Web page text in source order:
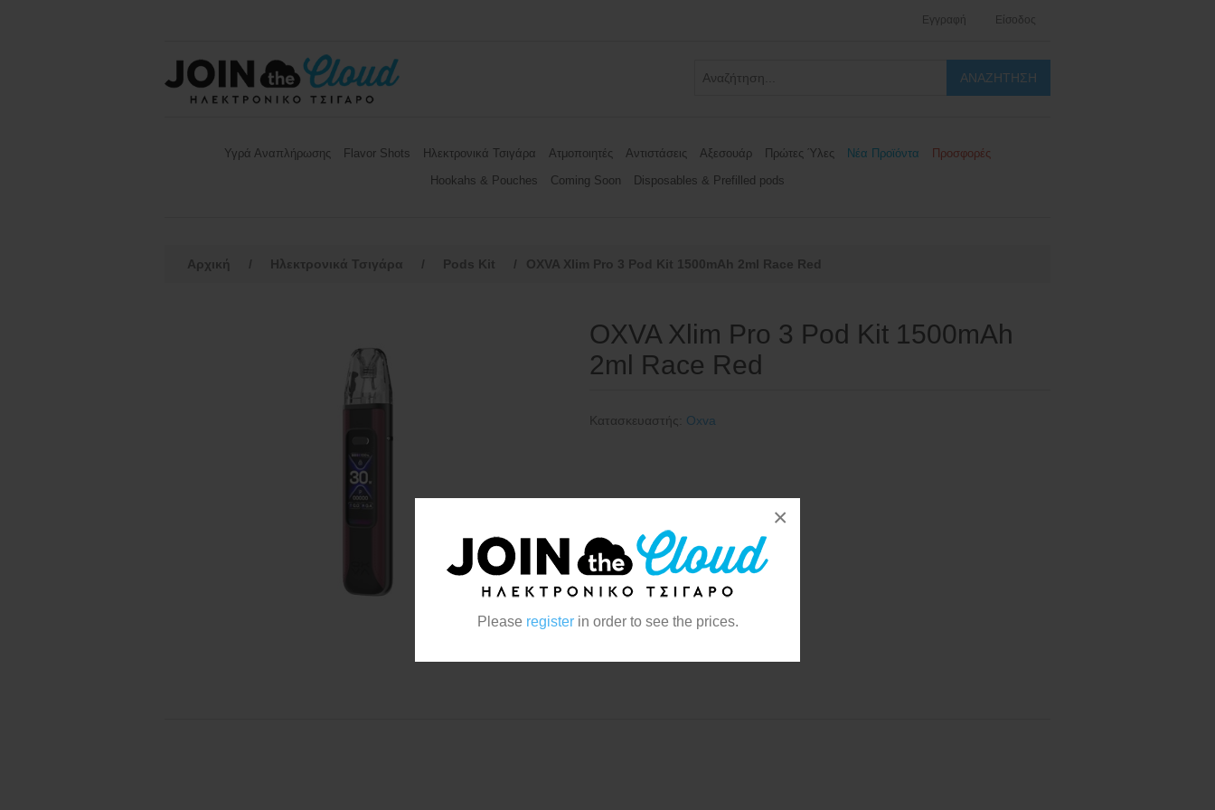
Please registerin order to see the prices.
×
Εγγραφή Είσοδος
Υγρά Αναπλήρωσης Flavor Shots Ηλεκτρονικά Τσιγάρα Ατμοποιητές Αντιστάσεις Αξεσουάρ Πρώτες Ύλες Νέα Προϊόντα
Προσφορές
Hookahs & Pouches
Coming Soon Disposables & Prefilled pods
Αρχική / Ηλεκτρονικά Τσιγάρα / Pods Kit / OXVA Xlim Pro 3 Pod Kit 1500mAh 2ml Race Red
OXVA Xlim Pro 3 Pod Kit 1500mAh
2ml Race Red
Κατασκευαστής: Oxva